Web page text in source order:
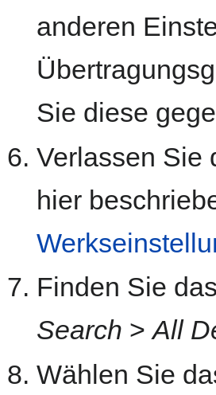
anderen
Sie diese
Verlassen Sie
hier
Finden Sie
Search >All
Wählen Sie